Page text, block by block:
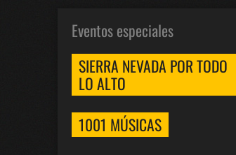
Eventos especiales
SIERRA NEVADA POR TODO
LO ALTO
1001 MÚSICAS